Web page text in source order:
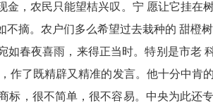
金，农民只能望桔兴叹。宁 愿让它挂在
不摘。农户们多么希望过去栽种的 甜橙
春夜喜雨，来得正当时。特别是市老
作了既精辟又精准的发言。他十分中肯
标，很不简单，很不容易。中央为此还